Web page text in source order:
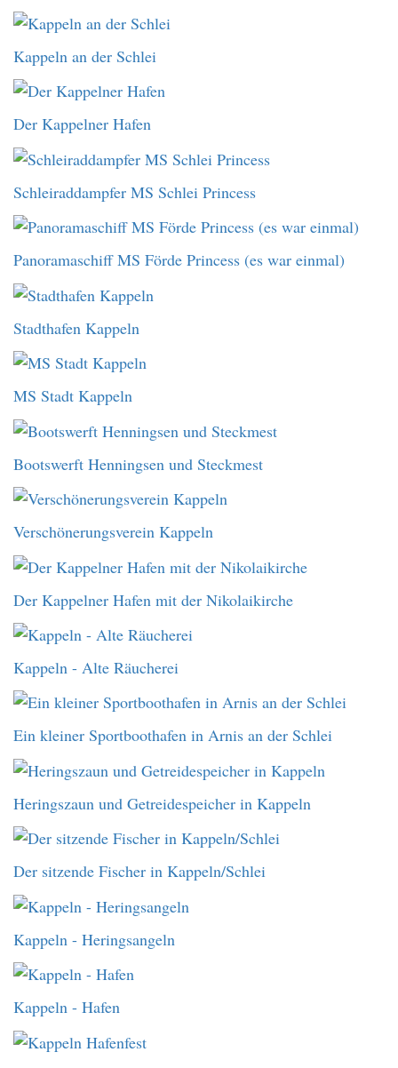
Kappeln an der Schlei
Der Kappelner Hafen
Schleiraddampfer MS Schlei Princess
Panoramaschiff MS Förde Princess (es war einmal)
Stadthafen Kappeln
MS Stadt Kappeln
Bootswerft Henningsen und Steckmest
Verschönerungsverein Kappeln
Der Kappelner Hafen mit der Nikolaikirche
Kappeln - Alte Räucherei
Ein kleiner Sportboothafen in Arnis an der Schlei
Heringszaun und Getreidespeicher in Kappeln
Der sitzende Fischer in Kappeln/Schlei
Kappeln - Heringsangeln
Kappeln - Hafen